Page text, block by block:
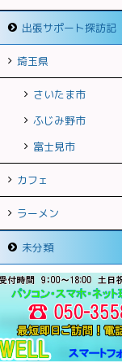
出張サポート探訪記
埼玉県
さいたま市
ふじみ野市
富士見市
カフェ
ラーメン
未分類